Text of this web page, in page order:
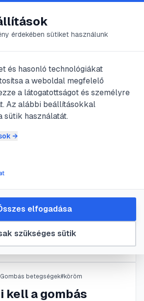
betegségek
a kategóriában
megbetegedése
gombás fertőzés#lúgos kémhatás
ápr. 17.•1perc olvasás
Gombás betegségek#köröm
kell a gombás
érdekében sütiket használunk
és hasonló technológiákat
a weboldal megfelelő
a látogatottságot és személyre
Az alábbi beállításokkal
sütik használatát.
→
szükséges sütik
elfogadása